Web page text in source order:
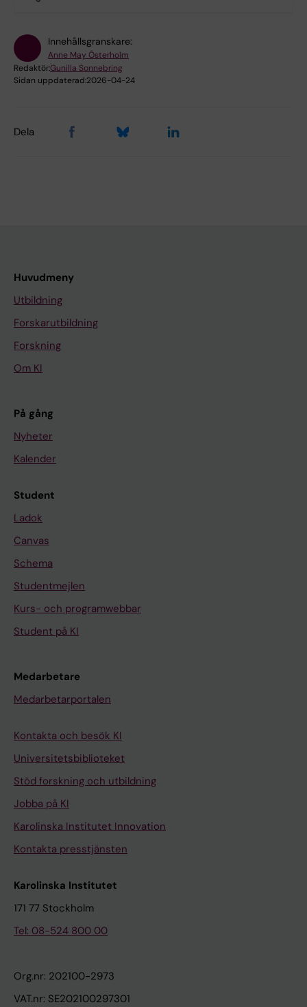
Innehållsgranskare:
Anne May Österholm
Redaktör:Gunilla Sonnebring
Sidan uppdaterad:2026-04-24
Dela
Huvudmeny
Utbildning
Forskarutbildning
Forskning
Om KI
På gång
Nyheter
Kalender
Student
Ladok
Canvas
Schema
Studentmejlen
Kurs- och programwebbar
Student på KI
Medarbetare
Medarbetarportalen
Kontakta och besök KI
Universitetsbiblioteket
Stöd forskning och utbildning
Jobba på KI
Karolinska Institutet Innovation
Kontakta presstjänsten
Karolinska Institutet
171 77 Stockholm
Tel: 08-524 800 00
Org.nr: 202100-2973
VAT.nr: SE202100297301